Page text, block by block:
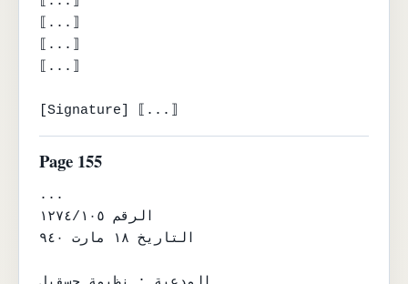
⟦...⟧
⟦...⟧
⟦...⟧
[Signature] ⟦...⟧
Page 155
...
الرقم ١٢٧٤/١٠٥
التاريخ ١٨ مارت ٩٤٠